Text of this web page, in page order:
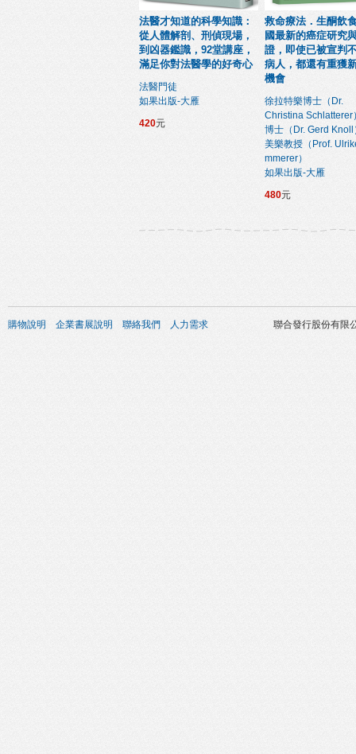
法醫才知道的科學知識：
從人體解剖、刑偵現場，
到凶器鑑識，92堂講座，
滿足你對法醫學的好奇心
法醫門徒
如果出版-大雁
420元
救命療法．生酮飲
國最新的癌症研究
證，即使已被宣判
病人，都還有重獲
機會
徐拉特樂博士（Dr.
Christina Schlatterer
博士（Dr. Gerd Knoll
美樂教授（Prof.
mmerer）
如果出版-大雁
480元
購物說明 企業書展說明 聯絡我們 人力需求 聯合發行股份有限